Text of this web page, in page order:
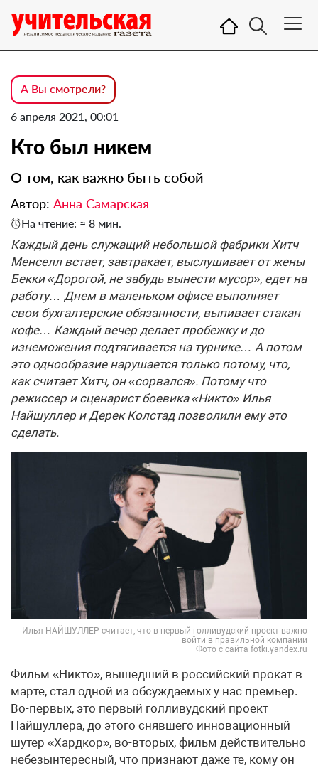
А Вы смотрели?
6 апреля 2021, 00:01
Кто был никем
О том, как важно быть собой
Автор: Анна Самарская
На чтение: ≈ 8 мин.
Каждый день служащий небольшой фабрики Хитч
Менселл встает, завтракает, выслушивает от жены
Бекки «Дорогой, не забудь вынести мусор», едет на
работу… Днем в маленьком офисе выполняет
свои бухгалтерские обязанности, выпивает стакан
кофе… Каждый вечер делает пробежку и до
изнеможения подтягивается на турнике… А потом
это однообразие нарушается только потому, что,
как считает Хитч, он «сорвался». Потому что
режиссер и сценарист боевика «Никто» Илья
Найшуллер и Дерек Колстад позволили ему это
сделать.
Илья НАЙШУЛЛЕР считает, что в первый голливудский проект важно
войти в правильной компании
Фото с сайта fotki.yandex.ru
Фильм «Никто», вышедший в российский прокат в
марте, стал одной из обсуждаемых у нас премьер.
Во-первых, это первый голливудский проект
Найшуллера, до этого снявшего инновационный
шутер «Хардкор», во-вторых, фильм действительно
небезынтересный, что признают даже те, кому он